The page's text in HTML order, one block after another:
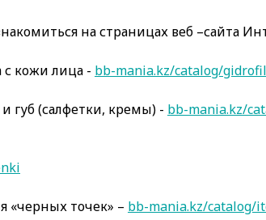
на страницах веб –сайта
с кожи лица - bb-mania.kz/catalog/
губ (салфетки, кремы) - bb-mania.kz/
«черных точек» – bb-mania.kz/catalog/